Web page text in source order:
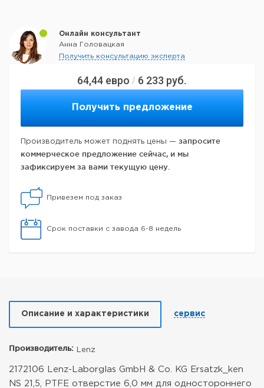
64,44 евро / 6 233 руб.
Получить предложение
Производитель может поднять цены — запросите
коммерческое предложение сейчас, и мы
зафиксируем за вами текущую цену.
Привезем под заказ
Срок поставки с завода 6-8 недель
Онлайн консультант
Анна Головацкая
Получить консультацию эксперта
Описание и характеристики сервис
Производитель: Lenz
2172106 Lenz-Laborglas GmbH & Co. KG Ersatzk_ken
NS 21,5, PTFE отверстие 6,0 мм для одностороннего